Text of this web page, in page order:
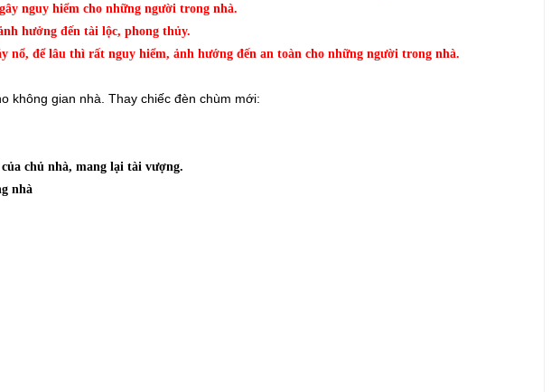
nguy hiểm cho những người trong nhà.
hưởng đến tài lộc, phong thủy.
nổ, để lâu thì rất nguy hiểm, ảnh hướng đến an toàn cho những người trong nhà.
không gian nhà. Thay chiếc đèn chùm mới:
chủ nhà, mang lại tài vượng.
nhà